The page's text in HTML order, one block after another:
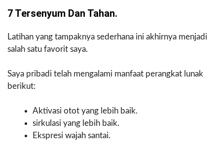
7 Tersenyum Dan Tahan.
Latihan yang tampaknya sederhana ini akhirnya menjadi
salah satu favorit saya.
Saya pribadi telah mengalami manfaat perangkat lunak
berikut:
Aktivasi otot yang lebih baik.
sirkulasi yang lebih baik.
Ekspresi wajah santai.